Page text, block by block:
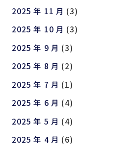
2025 年 11 月 (3)
2025 年 10 月 (3)
2025 年 9 月 (3)
2025 年 8 月 (2)
2025 年 7 月 (1)
2025 年 6 月 (4)
2025 年 5 月 (4)
2025 年 4 月 (6)